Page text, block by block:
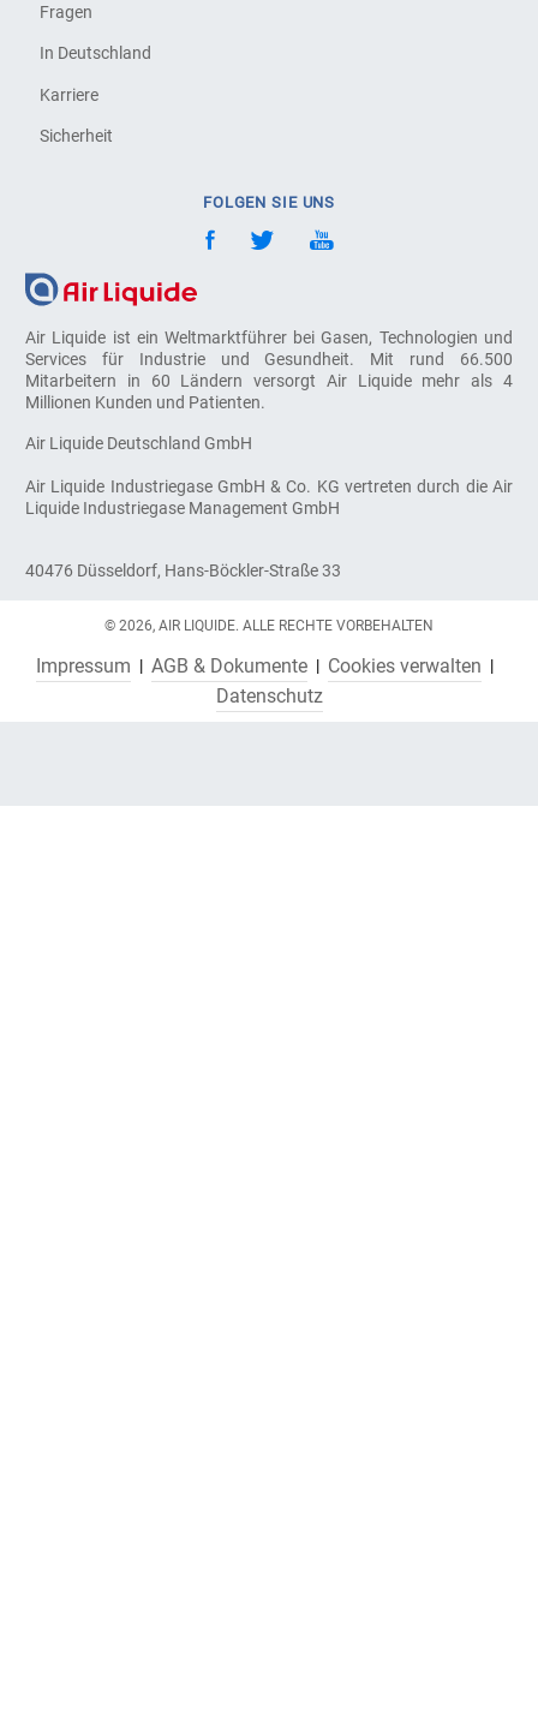
Air Liquide ist ein Weltmarktführer bei Gasen, Technologien und
Services für Industrie und Gesundheit. Mit rund 66.500
Mitarbeitern in 60 Ländern versorgt Air Liquide mehr als 4
Millionen Kunden und Patienten.
Air Liquide Deutschland GmbH
Air Liquide Industriegase GmbH & Co. KG vertreten durch die Air
Liquide Industriegase Management GmbH
40476 Düsseldorf, Hans-Böckler-Straße 33
Fragen
In Deutschland
Karriere
Sicherheit
FOLGEN SIE UNS
© 2026, AIR LIQUIDE. ALLE RECHTE VORBEHALTEN
Impressum AGB & Dokumente
Cookies verwalten
Datenschutz